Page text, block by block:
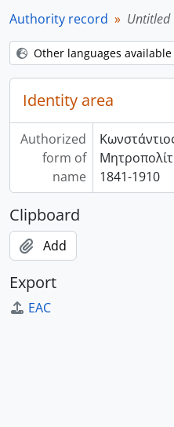
Authority record Untitled
Other languages available
Identity area
Authorized
form of
name
1841-1910
Clipboard
Add
Export
EAC